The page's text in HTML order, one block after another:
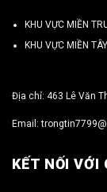
KHU VỰC MIỀN
KHU VỰC MIỀN
Địa chỉ: 463 Lê Văn
Email:
KẾT NỐI VỚI